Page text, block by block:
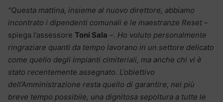
“Questa mattina, insieme al nuovo direttore, abbiamo
incontrato i dipendenti comunali e le maestranze Reset –
spiega l’assessore Toni Sala –. Ho voluto personalmente
ringraziare quanti da tempo lavorano in un settore delicato
come quello degli impianti cimiteriali, ma anche chi vi è
stato recentemente assegnato. L’obiettivo
dell’Amministrazione resta quello di garantire, nel più
breve tempo possibile, una dignitosa sepoltura a tutte le